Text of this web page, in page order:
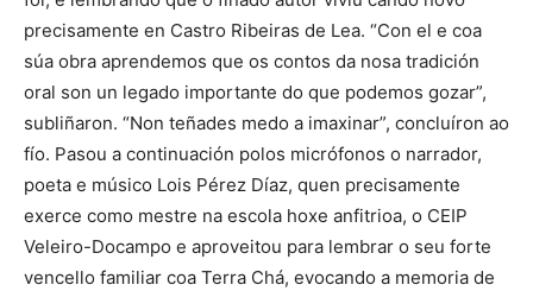
precisamente en Castro Ribeiras de Lea. “Con el e coa
súa obra aprendemos que os contos da nosa tradición
oral son un legado importante do que podemos gozar”,
subliñaron. “Non teñades medo a imaxinar”, concluíron ao
fío. Pasou a continuación polos micrófonos o narrador,
poeta e músico Lois Pérez Díaz, quen precisamente
exerce como mestre na escola hoxe anfitrioa, o CEIP
Veleiro-Docampo e aproveitou para lembrar o seu forte
vencello familiar coa Terra Chá, evocando a memoria de